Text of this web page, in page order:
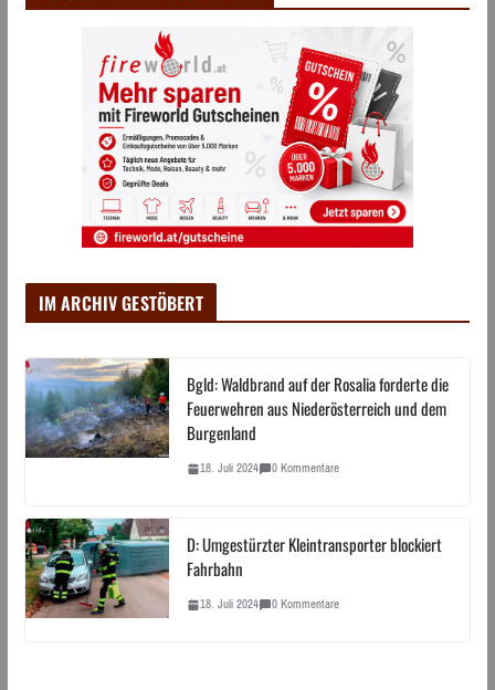
IM ARCHIV GESTÖBERT
Bgld: Waldbrand auf der Rosalia forderte die
Feuerwehren aus Niederösterreich und dem
Burgenland
18. Juli 2024 0 Kommentare
D: Umgestürzter Kleintransporter blockiert
Fahrbahn
18. Juli 2024 0 Kommentare